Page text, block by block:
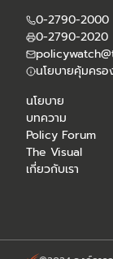
0-2790-2000
0-2790-2020
นโยบายคุ้มคร
นโยบาย
บทความ
Policy Forum
The Visual
เกี่ยวกับเรา